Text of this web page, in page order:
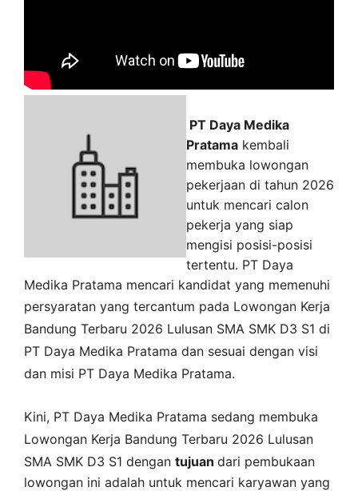
PT Daya Medika
Pratama kembali
membuka lowongan
pekerjaan di tahun 2026
untuk mencari calon
pekerja yang siap
mengisi posisi-posisi
tertentu. PT Daya
Medika Pratama mencari kandidat yang memenuhi
persyaratan yang tercantum pada Lowongan Kerja
Bandung Terbaru 2026 Lulusan SMA SMK D3 S1 di
PT Daya Medika Pratama dan sesuai dengan visi
dan misi PT Daya Medika Pratama.
Kini, PT Daya Medika Pratama sedang membuka
Lowongan Kerja Bandung Terbaru 2026 Lulusan
SMA SMK D3 S1 dengan tujuan dari pembukaan
lowongan ini adalah untuk mencari karyawan yang